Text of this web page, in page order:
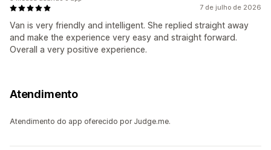
7 de julho de 2026
Van is very friendly and intelligent. She replied straight away
and make the experience very easy and straight forward.
Overall a very positive experience.
Atendimento
Atendimento do app oferecido por Judge.me.